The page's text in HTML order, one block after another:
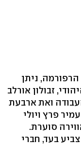
ניתן
זבולון אורלב
ואת ארבעת
פרץ ויולי
סוערת.
בעד, חברי